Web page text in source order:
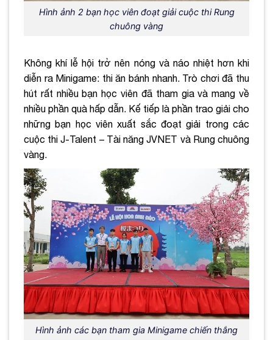
Hình ảnh 2 bạn học viên đoạt giải cuộc thi Rung
chuông vàng
Không khí lễ hội trở nên nóng và náo nhiệt hơn khi
diễn ra Minigame: thi ăn bánh nhanh. Trò chơi đã thu
hút rất nhiều bạn học viên đã tham gia và mang về
nhiều phần quà hấp dẫn. Kế tiếp là phần trao giải cho
những bạn học viên xuất sắc đoạt giải trong các
cuộc thi J-Talent – Tài năng JVNET và Rung chuông
vàng.
Hình ảnh các bạn tham gia Minigame chiến thắng